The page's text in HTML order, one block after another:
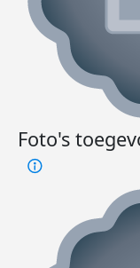
Foto's